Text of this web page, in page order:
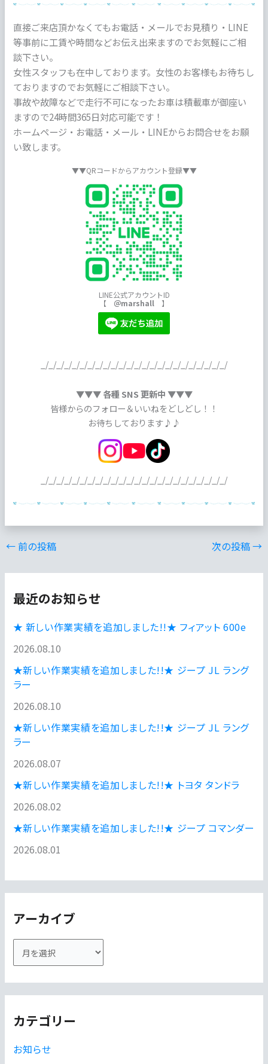
直接ご来店頂かなくてもお電話・メールでお見積り・LINE
等事前に工賃や時間などお伝え出来ますのでお気軽にご相
談下さい。
女性スタッフも在中しております。女性のお客様もお待ちし
ておりますのでお気軽にご相談下さい。
事故や故障などで走行不可になったお車は積載車が御座い
ますので24時間365日対応可能です！
ホームページ・お電話・メール・LINEからお問合せをお願
い致します。
▼▼QRコードからアカウント登録▼▼
LINE公式アカウントID
【 ＠marshall 】
_/_/_/_/_/_/_/_/_/_/_/_/_/_/_/_/_/_/_/_/_/_/_/_/
▼▼▼ 各種 SNS 更新中 ▼▼▼
皆様からのフォロー＆いいねをどしどし！！
お待ちしております♪♪
_/_/_/_/_/_/_/_/_/_/_/_/_/_/_/_/_/_/_/_/_/_/_/_/
←前の投稿 次の投稿→
最近のお知らせ
★ 新しい作業実績を追加しました!!★ フィアット 600e
2026.08.10
★新しい作業実績を追加しました!!★ ジープ JL ラング
ラー
2026.08.10
★新しい作業実績を追加しました!!★ ジープ JL ラング
ラー
2026.08.07
★新しい作業実績を追加しました!!★ トヨタ タンドラ
2026.08.02
★新しい作業実績を追加しました!!★ ジープ コマンダー
2026.08.01
アーカイブ
ー
カ
ブ
カテゴリー
お知らせ